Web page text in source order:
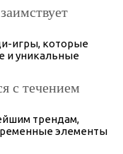
игры, которые
и уникальные
с течением
трендам,
элементы